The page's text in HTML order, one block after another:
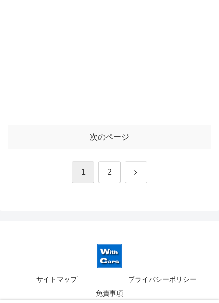
次のページ
1 2 次
サイトマップ
プライバシーポリシー
免責事項